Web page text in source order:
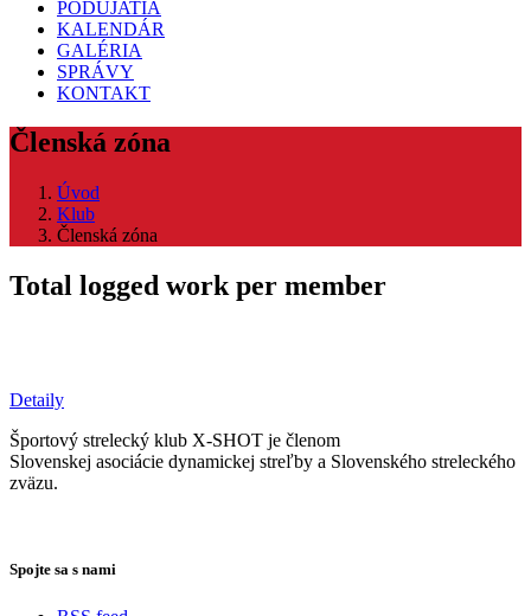
PODUJATIA
KALENDÁR
GALÉRIA
SPRÁVY
KONTAKT
Členská zóna
Úvod
Klub
Členská zóna
Total logged work per member
Detaily
Športový strelecký klub X-SHOT je členom
Slovenskej asociácie dynamickej streľby a Slovenského streleckého
zväzu.
Spojte sa s nami